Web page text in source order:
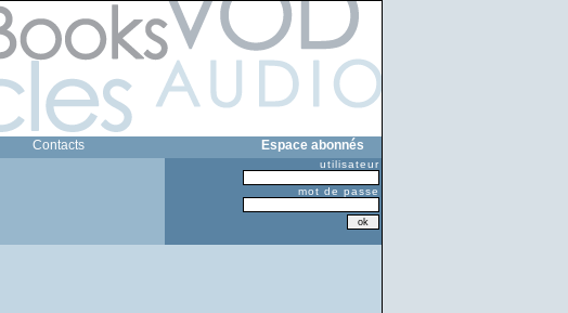
Contacts Espace abonnés
utilisateur
mot de passe